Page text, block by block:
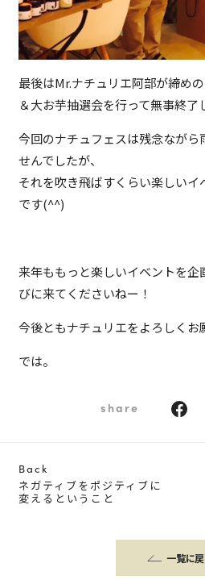
最後はMr.ナチュリエ阿部が締め
＆大お芋抽選会を行って無事終了
今回のナチュフェスは残念ながら
せんでしたが、
それを吹き飛ばすくらい楽しいイ
です(^^)
来年ももっと楽しいイベントを
びに来てくださいねー！
今後ともナチュリエをよろしくお
では。
share
Back
ネガティブをポジティブに
変えるということ
一覧に